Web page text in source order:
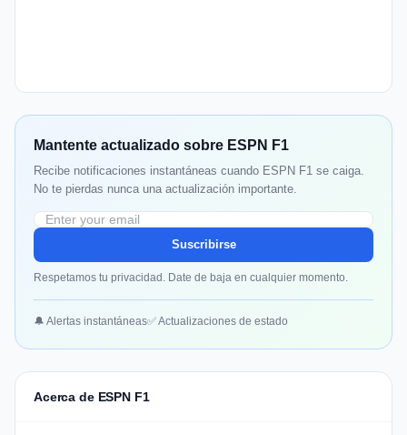
Mantente actualizado sobre ESPN F1
Recibe notificaciones instantáneas cuando ESPN F1 se caiga.
No te pierdas nunca una actualización importante.
Suscribirse
Respetamos tu privacidad. Date de baja en cualquier momento.
🔔 Alertas instantáneas✅ Actualizaciones de estado
Acerca de ESPN F1